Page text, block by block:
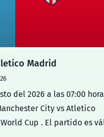
Madrid
del 2026 a las 07:00
City vs Atletico
Cup . El partido es